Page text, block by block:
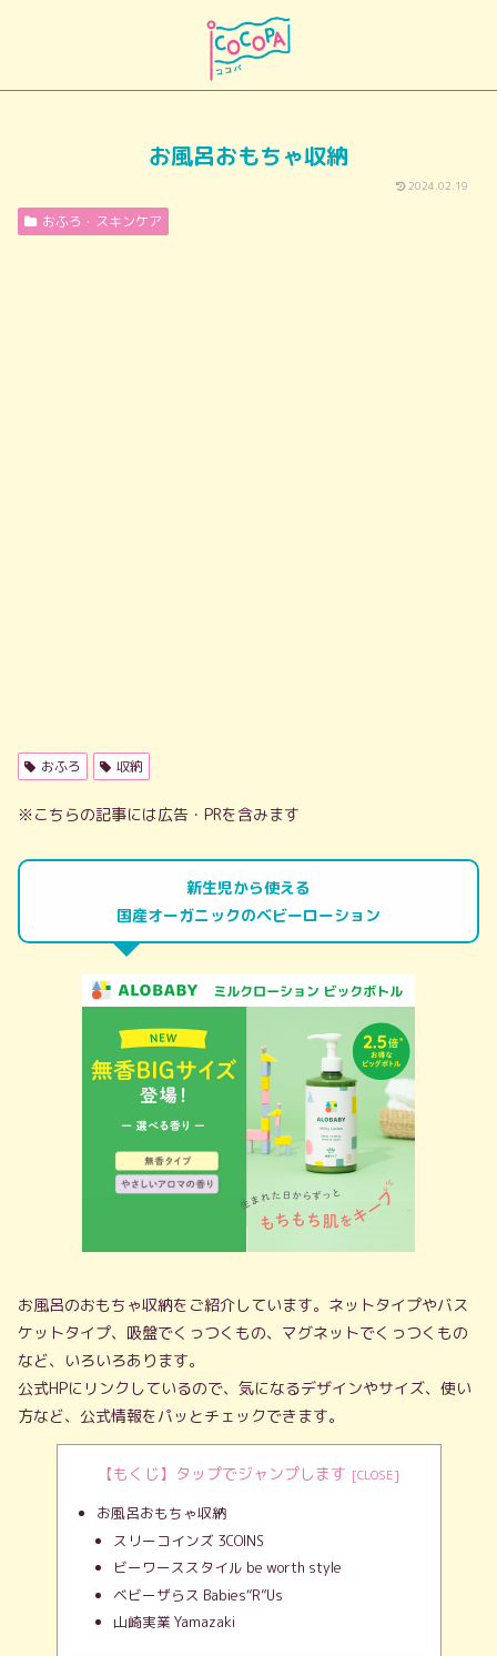
お風呂おもちゃ収納
2024.02.19
おふろ・スキンケア
おふろ 収納
※こちらの記事には広告・PRを含みます
新生児から使える
国産オーガニックのベビーローション
お風呂のおもちゃ収納をご紹介しています。ネットタイプやバス
ケットタイプ、吸盤でくっつくもの、マグネットでくっつくもの
など、いろいろあります。
公式HPにリンクしているので、気になるデザインやサイズ、使い
方など、公式情報をパッとチェックできます。
【もくじ】タップでジャンプします
お風呂おもちゃ収納
スリーコインズ 3COINS
ビーワーススタイル be worth style
ベビーザらス Babies“R”Us
山崎実業 Yamazaki